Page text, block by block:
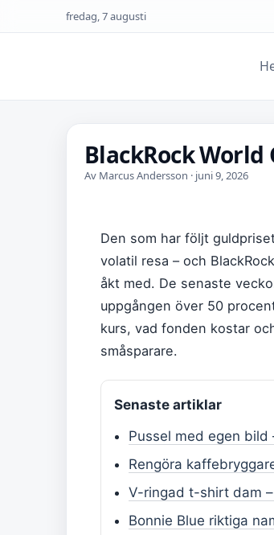
fredag, 7 augusti
BlackRock World
Av Marcus Andersson · juni 9, 2026
Den som har följt
volatil resa – och
åkt med. De senaste
uppgången över 50
kurs, vad fonden kostar
småsparare.
Senaste artiklar
Pussel med egen bild
Rengöra
V-ringad t-shirt dam
Bonnie Blue riktiga